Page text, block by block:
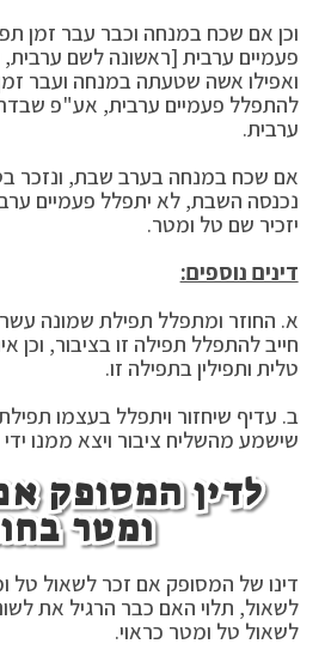
וכן אם שכח במנחה וכבר עבר זמן
פעמיים ערבית [ראשונה לשם ערבית,
ואפילו אשה שטעתה במנחה ועבר
להתפלל פעמיים ערבית, אע"פ
ערבית.
אם שכח במנחה בערב שבת, ונזכר
נכנסה השבת, לא יתפלל פעמיים
יזכיר שם טל ומטר.
דינים נוספים:
א. החוזר ומתפלל תפילת שמונה
חייב להתפלל תפילה זו בציבור, וכן
טלית ותפילין בתפילה זו.
ב. עדיף שיחזור ויתפלל בעצמו
שישמע מהשליח ציבור ויצא ממנו
לדין המסופק
ומטר
דינו של המסופק אם זכר לשאול טל
לשאול טל ומטר כראוי.